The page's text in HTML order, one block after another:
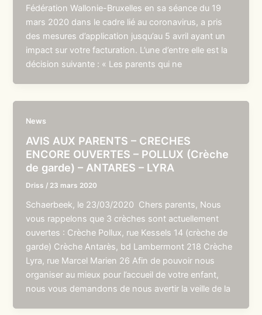
Fédération Wallonie-Bruxelles en sa séance du 19
mars 2020 dans le cadre lié au coronavirus, a pris
des mesures d’application jusqu’au 5 avril ayant un
impact sur votre facturation. L’une d’entre elle est la
décision suivante : « Les parents qui ne
News
AVIS AUX PARENTS – CRECHES
ENCORE OUVERTES – POLLUX (Crèche
de garde) – ANTARES – LYRA
Driss / 23 mars 2020
Schaerbeek, le 23/03/2020 Chers parents, Nous
vous rappelons que 3 crèches sont actuellement
ouvertes : Crèche Pollux, rue Kessels 14 (crèche de
garde) Crèche Antarès, bd Lambermont 218 Crèche
Lyra, rue Marcel Marien 26 Afin de pouvoir nous
organiser au mieux pour l’accueil de votre enfant,
nous vous demandons de nous avertir la veille de la